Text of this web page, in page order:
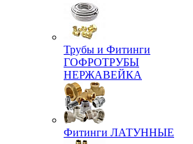
Трубы и Фитинги
ГОФРОТРУБЫ
НЕРЖАВЕЙКА
Фитинги ЛАТУННЫЕ